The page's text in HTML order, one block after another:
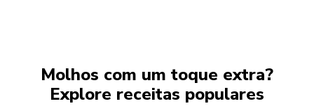
Molhos com um toque extra?
Explore receitas populares